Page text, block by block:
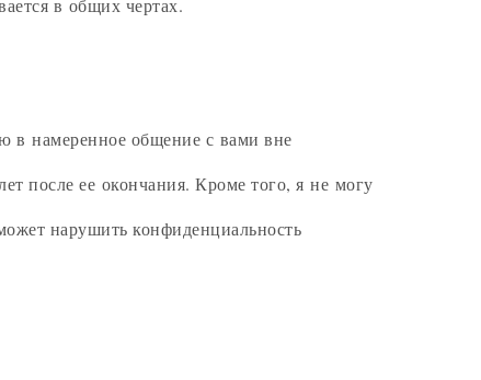
в общих чертах.
в намеренное общение с вами вне
после ее окончания. Кроме того, я не могу
нарушить конфиденциальность